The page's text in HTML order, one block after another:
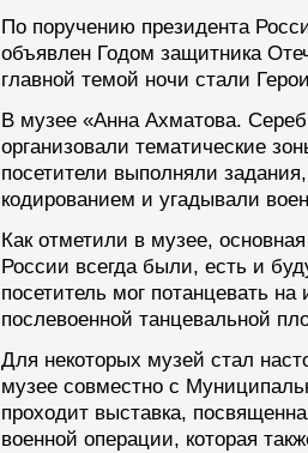
По поручению президента
объявлен Годом защитника
главной темой ночи стали
В музее «Анна Ахматова.
организовали тематические
посетители выполняли
кодированием и угадывали
Как отметили в музее,
России всегда были, есть и
посетитель мог потанцевать
послевоенной танцевальной
Для некоторых музей стал
музее совместно с
проходит выставка,
военной операции, которая